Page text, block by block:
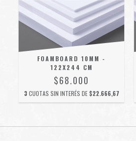
FOAMBOARD 10MM -
122X244 CM
$68.000
3 CUOTAS SIN INTERÉS DE $22.666,67